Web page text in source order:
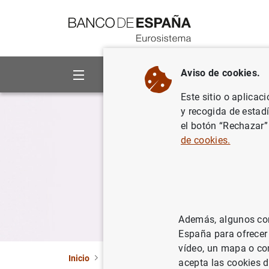
Sobre el Banco Áreas de
Inicio Educación
Aviso de cookies.
Este sitio o
y recogida de
el botón
de cookies.
Además, algunos
España para
vídeo, un mapa o
acepta las cookies